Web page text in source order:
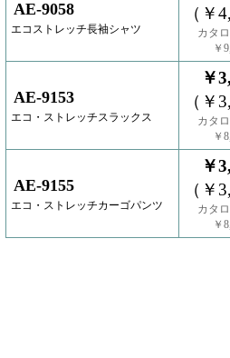
AE-9058
エコストレッチ長袖シャツ
（￥
カタ
￥
AE-9153
エコ・ストレッチスラックス
￥
（￥
カタ
￥
AE-9155
エコ・ストレッチカーゴパンツ
￥
（￥
カタ
￥